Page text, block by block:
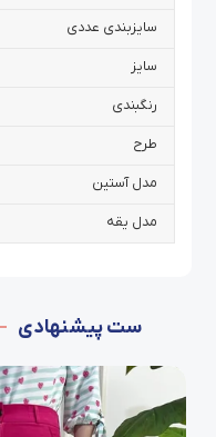
سایزبندی عددی
سایز
رنگبندی
طرح
مدل آستین
مدل یقه
ست پیشنهادی